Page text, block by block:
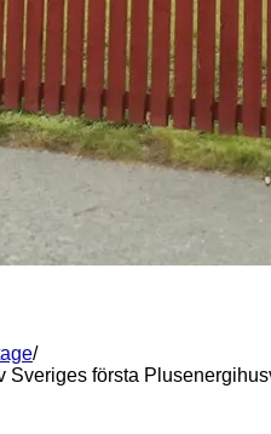
/
Sveriges första